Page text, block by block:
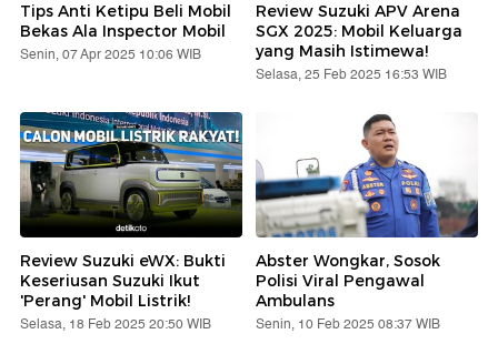
Tips Anti Ketipu Beli Mobil
Bekas Ala Inspector Mobil
Senin, 07 Apr 2025 10:06 WIB
Review Suzuki APV Arena
SGX 2025: Mobil Keluarga
yang Masih Istimewa!
Selasa, 25 Feb 2025 16:53 WIB
Review Suzuki eWX: Bukti
Keseriusan Suzuki Ikut
'Perang' Mobil Listrik!
Selasa, 18 Feb 2025 20:50 WIB
Abster Wongkar, Sosok
Polisi Viral Pengawal
Ambulans
Senin, 10 Feb 2025 08:37 WIB